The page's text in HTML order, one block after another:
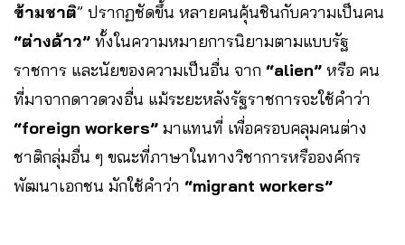
ข้ามชาติ” ปรากฏชัดขึ้น หลายคนคุ้นชินกับความเป็นคน
“ต่างด้าว” ทั้งในความหมายการนิยามตามแบบรัฐ
ราชการ และนัยของความเป็นอื่น จาก “alien” หรือ คน
ที่มาจากดาวดวงอื่น แม้ระยะหลังรัฐราชการจะใช้คำว่า
“foreign workers” มาแทนที่ เพื่อครอบคลุมคนต่าง
ชาติกลุ่มอื่น ๆ ขณะที่ภาษาในทางวิชาการหรือองค์กร
พัฒนาเอกชน มักใช้คำว่า “migrant workers”